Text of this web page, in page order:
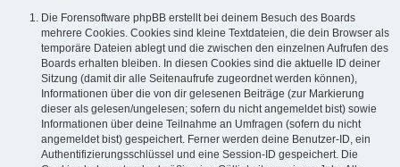
Die Forensoftware phpBB erstellt bei deinem Besuch des Boards
mehrere Cookies. Cookies sind kleine Textdateien, die dein Browser als
temporäre Dateien ablegt und die zwischen den einzelnen Aufrufen des
Boards erhalten bleiben. In diesen Cookies sind die aktuelle ID deiner
Sitzung (damit dir alle Seitenaufrufe zugeordnet werden können),
Informationen über die von dir gelesenen Beiträge (zur Markierung
dieser als gelesen/ungelesen; sofern du nicht angemeldet bist) sowie
Informationen über deine Teilnahme an Umfragen (sofern du nicht
angemeldet bist) gespeichert. Ferner werden deine Benutzer-ID, ein
Authentifizierungsschlüssel und eine Session-ID gespeichert. Die